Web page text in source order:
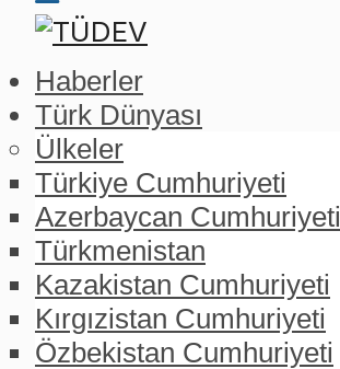
Haberler
Türk Dünyası
Ülkeler
Türkiye Cumhuriyeti
Azerbaycan Cumhuriyeti
Türkmenistan
Kazakistan Cumhuriyeti
Kırgızistan Cumhuriyeti
Özbekistan Cumhuriyeti